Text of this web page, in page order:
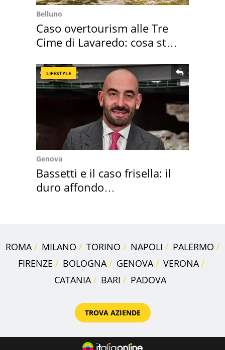
Belluno
Caso overtourism alle Tre
Cime di Lavaredo: cosa sta
LIFESTYLE
Genova
Bassetti e il caso frisella: il
duro affondo
ROMA MILANO TORINO NAPOLI
PALERMO
FIRENZE
BOLOGNA GENOVA
VERONA
CATANIA
BARI PADOVA
TROVA AZIENDE